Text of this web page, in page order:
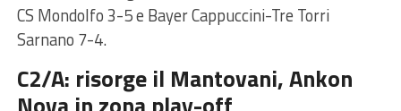
CS Mondolfo 3-5 e Bayer Cappuccini-Tre Torri
Sarnano 7-4.
C2/A: risorge il Mantovani, Ankon